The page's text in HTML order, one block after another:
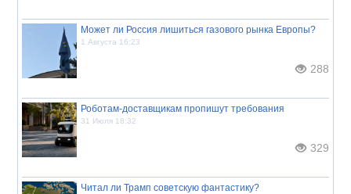
Может ли Россия лишиться газового рынка Европы?
1 Августа 16:23
288
Роботам-доставщикам пропишут требования
31 Июля 18:32
329
Читал ли Трамп советскую фантастику?